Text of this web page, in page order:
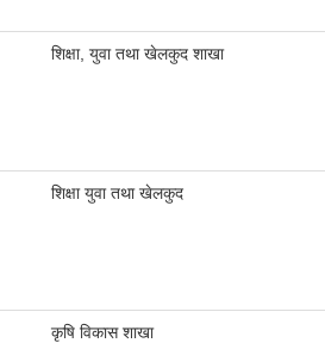
शिक्षा, युवा तथा खेलकुद शाखा
शिक्षा युवा तथा खेलकुद
कृषि विकास शाखा